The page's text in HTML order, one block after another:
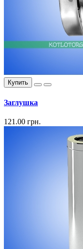
Купить
Заглушка
121.00 грн.